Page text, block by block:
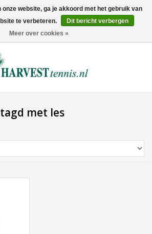
0 Artikelen - €0,00
met les
onze website, ga je akkoord met het gebruik van
te verbeteren.
Dit bericht verbergen
Meer over cookies »